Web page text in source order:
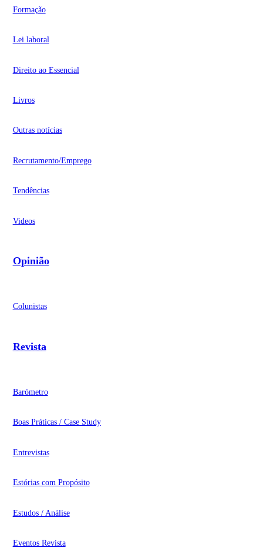
Formação
Lei laboral
Direito ao Essencial
Livros
Outras notícias
Recrutamento/Emprego
Tendências
Videos
Opinião
Colunistas
Revista
Barómetro
Boas Práticas / Case Study
Entrevistas
Estórias com Propósito
Estudos / Análise
Eventos Revista